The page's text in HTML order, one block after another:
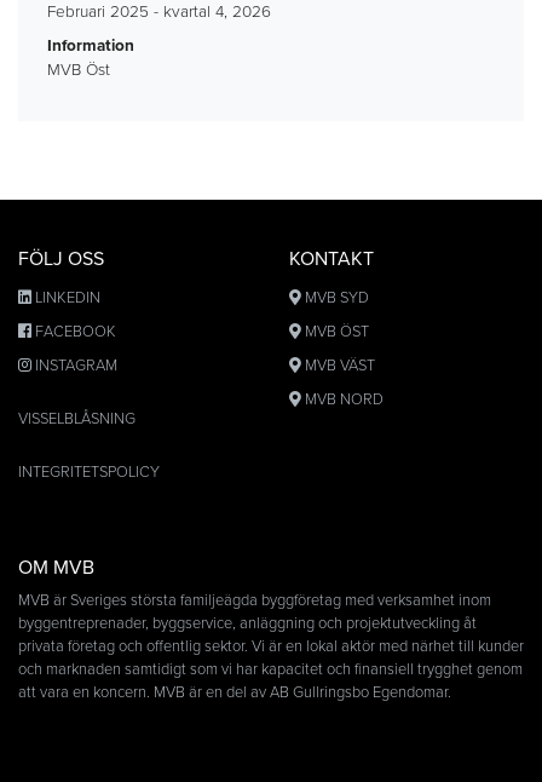
Februari 2025 - kvartal 4, 2026
Information
MVB Öst
FÖLJ OSS
LINKEDIN
FACEBOOK
INSTAGRAM
VISSELBLÅSNING
INTEGRITETSPOLICY
KONTAKT
MVB SYD
MVB ÖST
MVB VÄST
MVB NORD
OM MVB
MVB är Sveriges största familjeägda byggföretag med verksamhet inom
byggentreprenader, byggservice, anläggning och projektutveckling åt
privata företag och offentlig sektor. Vi är en lokal aktör med närhet till kunder
och marknaden samtidigt som vi har kapacitet och finansiell trygghet genom
att vara en koncern. MVB är en del av AB Gullringsbo Egendomar.